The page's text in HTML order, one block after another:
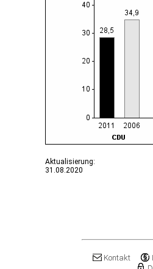
Aktualisierung:
31.08.2020
Kontakt